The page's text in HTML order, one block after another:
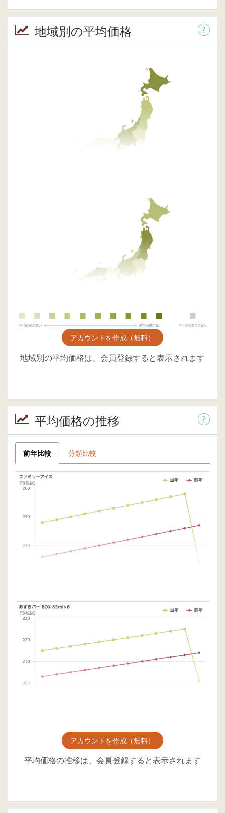
地域別の平均価格
アカウントを作成（無料）
地域別の平均価格は、会員登録すると表示されます
平均価格の推移
前年比較 分類比較
アカウントを作成（無料）
平均価格の推移は、会員登録すると表示されます